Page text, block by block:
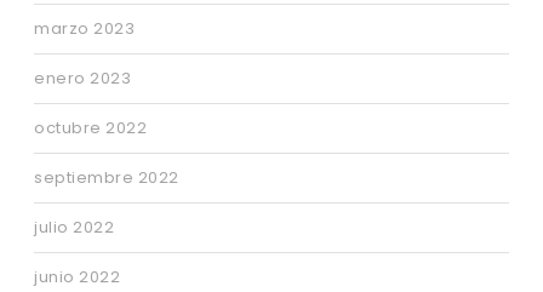
marzo 2023
enero 2023
octubre 2022
septiembre 2022
julio 2022
junio 2022